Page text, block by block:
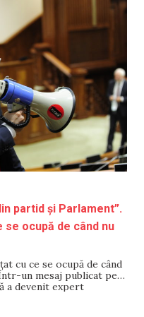
partid și Parlament”.
ocupă de când nu
cu ce se ocupă de când
un mesaj publicat pe 2
a devenit expert
șef al Centrului pentru
Omului. De